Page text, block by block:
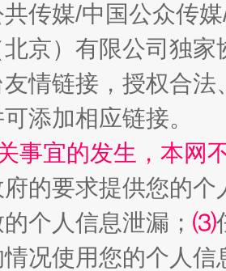
大"原罪" "炒
传媒/中国公众传
京）有限公司独
情链接，授权合
添加相应链接。
事宜的发生，本网
的要求提供您的个
个人信息泄漏； ⑶
况使用您的个人